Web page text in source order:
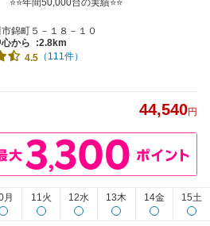
年間50,000台の実績⭐⭐
錦町５－１８－１０
から
:2.8km
4.5 （111件）
44,540円
月 11火 12水 13木 14金 15土